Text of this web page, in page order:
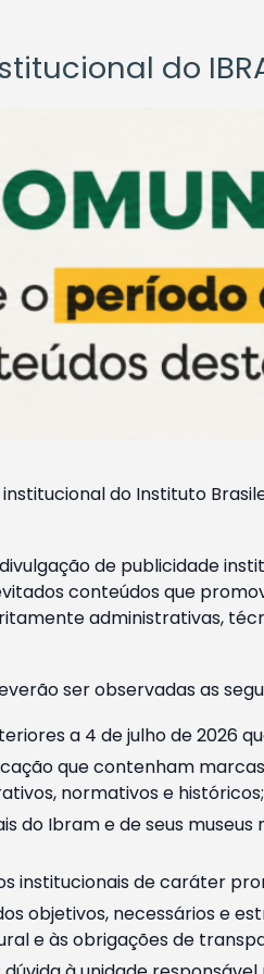
do
do Instituto
de publicidade
conteúdos que
administrativas,
ser observadas as
a 4 de julho de 2026
que contenham
normativos e históricos;
Ibram e de seus
institucionais de caráter
objetivos, necessários e
e às obrigações de